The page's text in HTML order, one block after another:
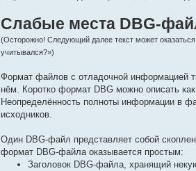
Слабые места DBG-
(Осторожно! Следующий далее текст может
учитывался?»)
Формат файлов с отладочной информацией
нём. Коротко формат DBG можно описать как
Неопределённость полноты информации в
исходников.
Один DBG-файл представляет собой
формат DBG-файла оказывается простым:
Заголовок DBG-файла, хранящий